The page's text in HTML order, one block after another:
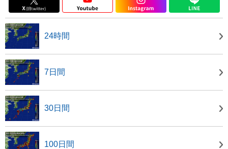
24時間
7日間
30日間
100日間